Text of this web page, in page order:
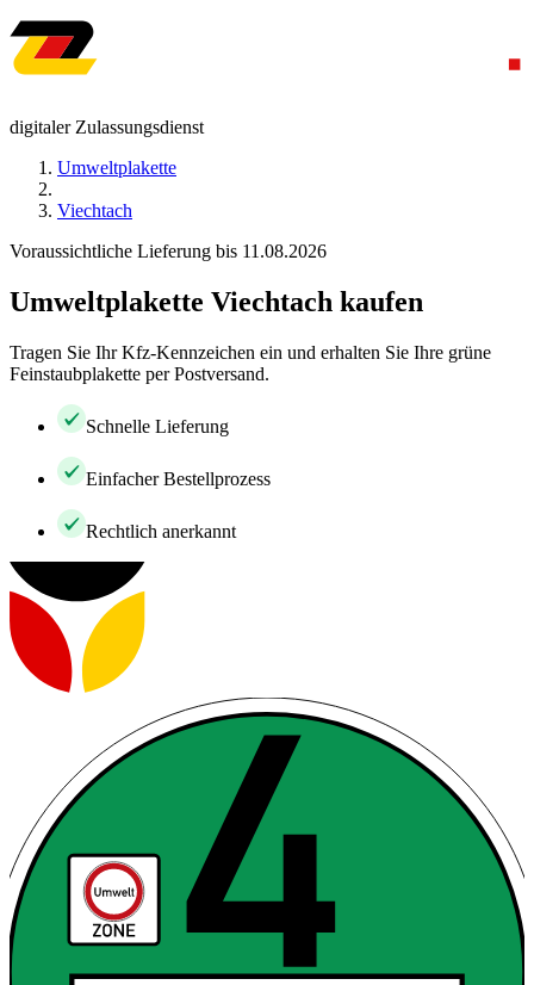
digitaler Zulassungsdienst
Umweltplakette
Viechtach
Voraussichtliche Lieferung bis 11.08.2026
Umweltplakette Viechtach kaufen
Tragen Sie Ihr Kfz-Kennzeichen ein und erhalten Sie Ihre grüne
Feinstaubplakette per Postversand.
Schnelle Lieferung
Einfacher Bestellprozess
Rechtlich anerkannt